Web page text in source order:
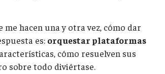
hacen una y otra vez, cómo dar
es: orquestar plataformas
cómo resuelven sus
sobre todo diviértase.